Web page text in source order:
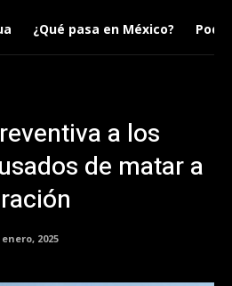
¿Qué pasa en México?
a los
de matar a
enero, 2025